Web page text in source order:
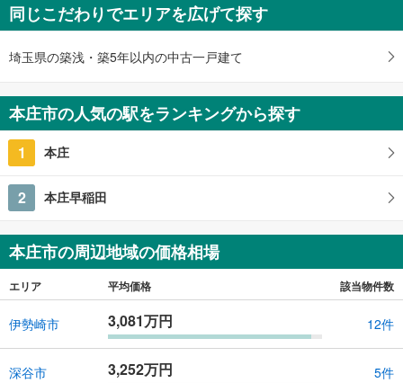
本庄市東台5丁目
1,100万円
未定
建物面積 -
同じこだわりでエリアを広げて探す
埼玉県の築浅・築5年以内の中古一戸建て
本庄市の人気の駅をランキングから探す
1 本庄
2 本庄早稲田
本庄市の周辺地域の価格相場
エリア 平均価格 該当物件数
伊勢崎市 3,081万円 12件
深谷市 3,252万円 5件